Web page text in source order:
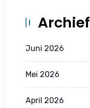
Archief
Juni 2026
Mei 2026
April 2026